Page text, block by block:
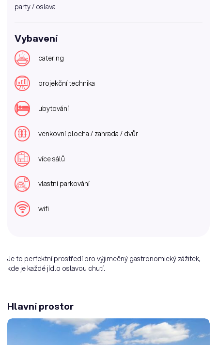
party / oslava
Vybavení
catering
projekční technika
ubytování
venkovní plocha / zahrada / dvůr
více sálů
vlastní parkování
wifi
Je to perfektní prostředí pro výjimečný gastronomický zážitek,
kde je každé jídlo oslavou chutí.
Hlavní prostor